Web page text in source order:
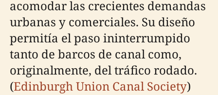
acomodar las crecientes demandas
urbanas y comerciales. Su diseño
permitía el paso ininterrumpido
tanto de barcos de canal como,
originalmente, del tráfico rodado.
(Edinburgh Union Canal Society)